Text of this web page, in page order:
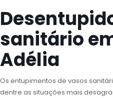
sanitário
Adélia
Os entupimentos de vasos
dentre as situações mais